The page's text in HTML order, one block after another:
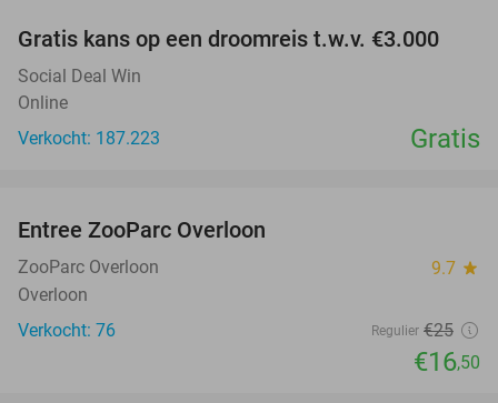
Gratis kans op een droomreis t.w.v. €3.000
Social Deal Win
Online
Verkocht: 187.223
Gratis
TODAY
Entree ZooParc Overloon
ZooParc Overloon 9.7 star
Overloon
Verkocht: 76
Regulier €25
€16,50